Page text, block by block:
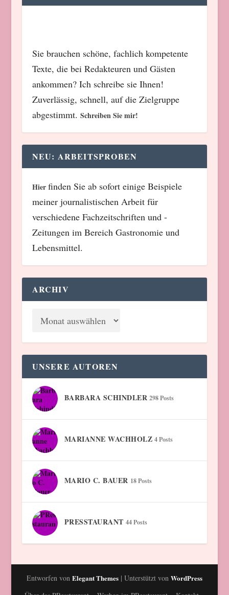
Sie brauchen schöne, fachlich kompetente
Texte, die bei Redakteuren und Gästen
ankommen? Ich schreibe sie Ihnen!
Zuverlässig, schnell, auf die Zielgruppe
abgestimmt. Schreiben Sie mir!
NEU: ARBEITSPROBEN
Hierfinden Sie ab sofort einige Beispiele
meiner journalistischen Arbeit für
verschiedene Fachzeitschriften und -
Zeitungen im Bereich Gastronomie und
Lebensmittel.
ARCHIV
UNSERE AUTOREN
BARBARA SCHINDLER 298 Posts
MARIANNE WACHHOLZ 4 Posts
MARIO C. BAUER 18 Posts
PRESSTAURANT 44 Posts
Entworfen von Elegant Themes| Unterstützt von WordPress